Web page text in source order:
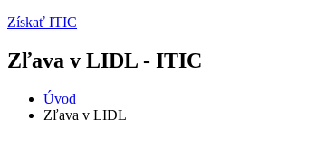
Získať ITIC
Zľava v LIDL - ITIC
Úvod
Zľava v LIDL